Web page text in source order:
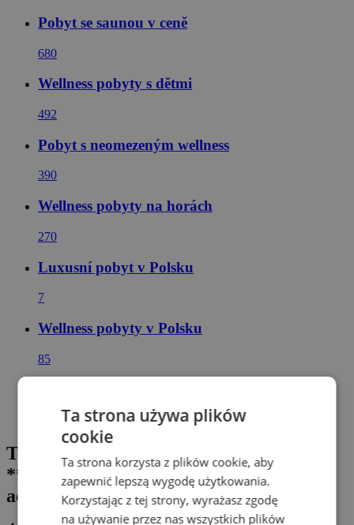
Pobyt se saunou v ceně
680
Wellness pobyty s dětmi
492
Pobyt s neomezeným wellness
390
Wellness pobyty na horách
270
Luxusní pobyt v Polsku
7
Wellness pobyty v Polsku
85
Tatry blisko term: Hotel Bachledówka
*** z wellness, obiadokolacją i zniżką do
aquaparku
Ta strona używa plików
cookie
Ta strona korzysta z plików cookie, aby
zapewnić lepszą wygodę użytkowania.
Korzystając z tej strony, wyrażasz zgodę
na używanie przez nas wszystkich plików